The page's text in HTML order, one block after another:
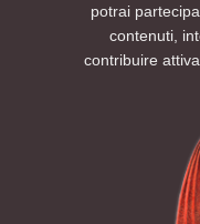
potrai
contenuti,
contribuire